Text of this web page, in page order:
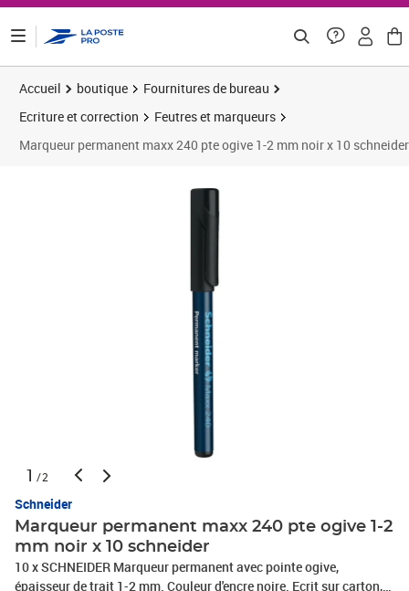
Accueil boutique
Fournitures de bureau
Ecriture et correction
Feutres et marqueurs
Marqueur permanent maxx 240 pte ogive 1-2 mm noir x 10 schneider
1 /2
Schneider
Marqueur permanent maxx 240 pte ogive 1-2
mm noir x 10 schneider
10 x SCHNEIDER Marqueur permanent avec pointe ogive,
épaisseur de trait 1-2 mm. Couleur d'encre noire. Ecrit sur carton,